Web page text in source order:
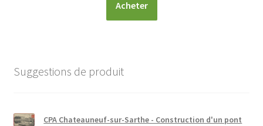
Acheter
Suggestions de produit
CPA Chateauneuf-sur-Sarthe - Construction d'un pont